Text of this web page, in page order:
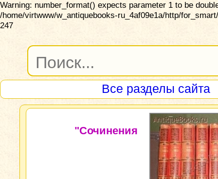
Warning: number_format() expects parameter 1 to be
/home/virtwww/w_antiquebooks-ru_4af09e1a/http/
247
Все разделы сайта
"Сочинения